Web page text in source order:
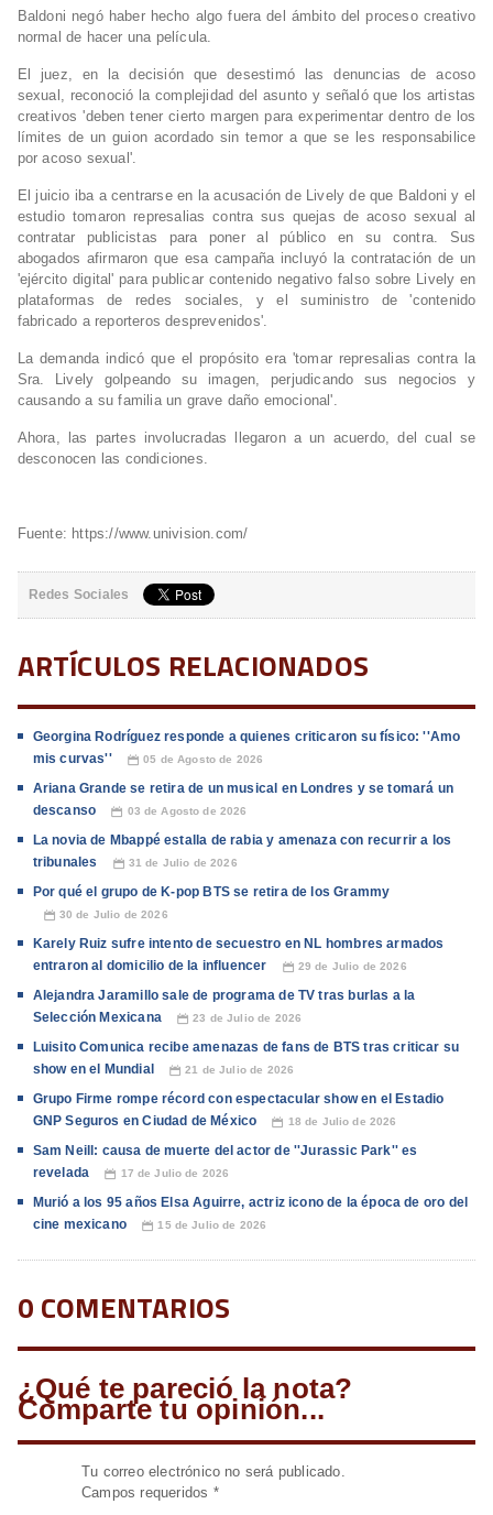
Baldoni negó haber hecho algo fuera del ámbito del proceso creativo
normal de hacer una película.
El juez, en la decisión que desestimó las denuncias de acoso
sexual, reconoció la complejidad del asunto y señaló que los artistas
creativos 'deben tener cierto margen para experimentar dentro de los
límites de un guion acordado sin temor a que se les responsabilice
por acoso sexual'.
El juicio iba a centrarse en la acusación de Lively de que Baldoni y el
estudio tomaron represalias contra sus quejas de acoso sexual al
contratar publicistas para poner al público en su contra. Sus
abogados afirmaron que esa campaña incluyó la contratación de un
'ejército digital' para publicar contenido negativo falso sobre Lively en
plataformas de redes sociales, y el suministro de 'contenido
fabricado a reporteros desprevenidos'.
La demanda indicó que el propósito era 'tomar represalias contra la
Sra. Lively golpeando su imagen, perjudicando sus negocios y
causando a su familia un grave daño emocional'.
Ahora, las partes involucradas llegaron a un acuerdo, del cual se
desconocen las condiciones.
Fuente: https://www.univision.com/
Redes Sociales
ARTÍCULOS RELACIONADOS
Georgina Rodríguez responde a quienes criticaron su físico: ''Amo
mis curvas''
📅 05 de Agosto de 2026
Ariana Grande se retira de un musical en Londres y se tomará un
descanso
📅 03 de Agosto de 2026
La novia de Mbappé estalla de rabia y amenaza con recurrir a los
tribunales
📅 31 de Julio de 2026
Por qué el grupo de K-pop BTS se retira de los Grammy
📅 30 de Julio de 2026
Karely Ruiz sufre intento de secuestro en NL hombres armados
entraron al domicilio de la influencer
📅 29 de Julio de 2026
Alejandra Jaramillo sale de programa de TV tras burlas a la
Selección Mexicana
📅 23 de Julio de 2026
Luisito Comunica recibe amenazas de fans de BTS tras criticar su
show en el Mundial
📅 21 de Julio de 2026
Grupo Firme rompe récord con espectacular show en el Estadio
GNP Seguros en Ciudad de México
📅 18 de Julio de 2026
Sam Neill: causa de muerte del actor de ''Jurassic Park'' es
revelada
📅 17 de Julio de 2026
Murió a los 95 años Elsa Aguirre, actriz icono de la época de oro del
cine mexicano
📅 15 de Julio de 2026
0 COMENTARIOS
¿Qué te pareció la nota?
Comparte tu opinión...
Tu correo electrónico no será publicado.
Campos requeridos *